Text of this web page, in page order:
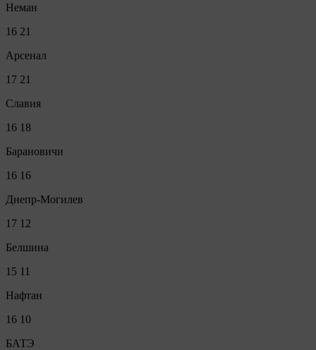
Неман
16 21
Арсенал
17 21
Славия
16 18
Барановичи
16 16
Днепр-Могилев
17 12
Белшина
15 11
Нафтан
16 10
БАТЭ